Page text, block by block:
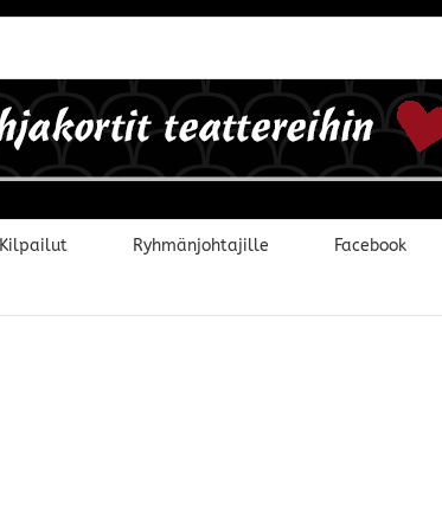
Kilpailut Ryhmänjohtajille Facebook